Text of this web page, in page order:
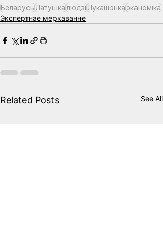
БеларусьЛатушкалюдзіЛукашэнкаэканоміка
Экспертнае меркаванне
Related Posts See All